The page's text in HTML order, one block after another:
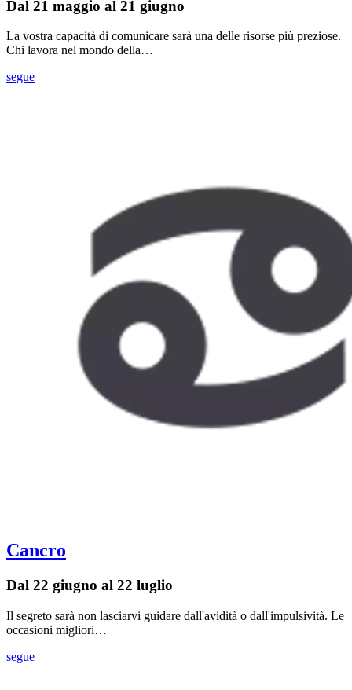
Dal 21 maggio al 21 giugno
La vostra capacità di comunicare sarà una delle risorse più preziose.
Chi lavora nel mondo della…
segue
Cancro
Dal 22 giugno al 22 luglio
Il segreto sarà non lasciarvi guidare dall'avidità o dall'impulsività. Le
occasioni migliori…
segue